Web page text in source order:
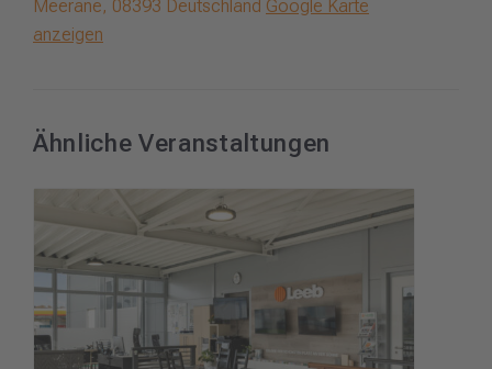
Meerane, 08393 Deutschland Google Karte
anzeigen
Ähnliche Veranstaltungen